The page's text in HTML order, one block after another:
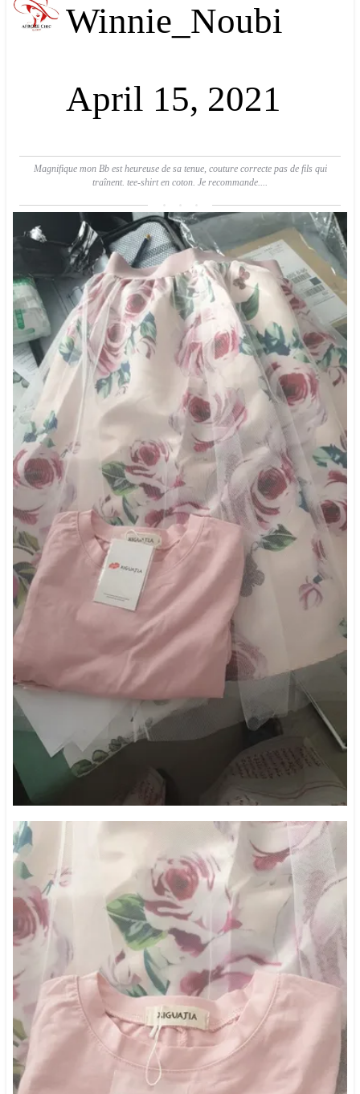
Winnie_Noubi
April 15, 2021
Magnifique mon Bb est heureuse de sa tenue, couture correcte pas de fils qui
traînent. tee-shirt en coton. Je recommande....                        